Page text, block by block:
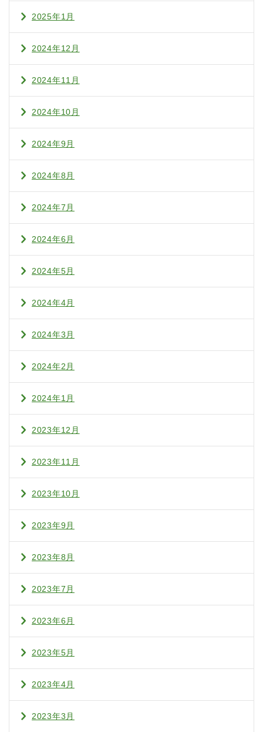
2025年1月
2024年12月
2024年11月
2024年10月
2024年9月
2024年8月
2024年7月
2024年6月
2024年5月
2024年4月
2024年3月
2024年2月
2024年1月
2023年12月
2023年11月
2023年10月
2023年9月
2023年8月
2023年7月
2023年6月
2023年5月
2023年4月
2023年3月